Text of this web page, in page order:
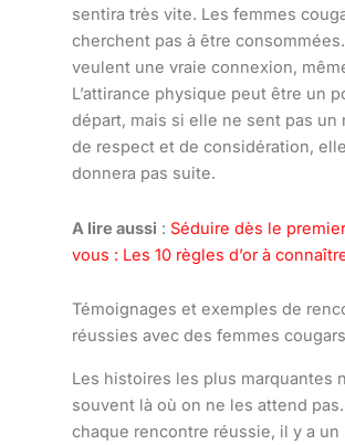
sentira très vite. Les femmes
cherchent pas à être
veulent une vraie connexion,
L’attirance physique peut être un
départ, mais si elle ne sent pas un
de respect et de considération,
donnera pas suite.
A lire aussi : Séduire dès le
vous : Les 10 règles d’or à
Témoignages et exemples de
réussies avec des femmes cougars
Les histoires les plus marquantes
souvent là où on ne les attend
chaque rencontre réussie, il y a un